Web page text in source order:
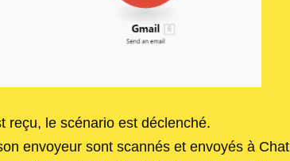
reçu, le scénario est déclenché.
envoyeur sont scannés et envoyés à Chat